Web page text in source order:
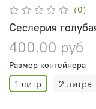
(0)
Сеслерия
400.00 руб
Размер контейнера
1 литр 2 литра